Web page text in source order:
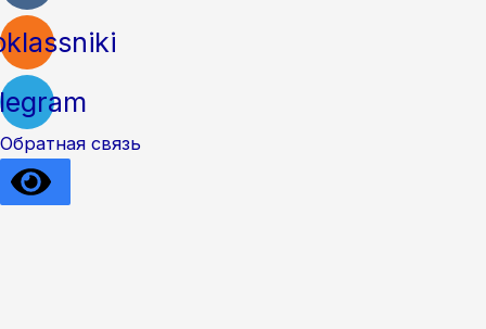
Обратная связь